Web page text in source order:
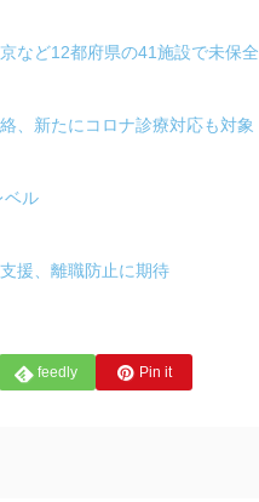
など12都府県の41施設で未保全
、新たにコロナ診療対応も対象
ベル
援、離職防止に期待
feedly Pin it